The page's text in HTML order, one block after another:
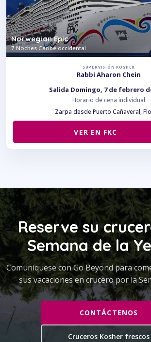
Norwegian Epic
7 Noches Caribe occidental
SUPERVISIÓN KOSHER
Rabbi Aharon Chein
Salida Domingo, 7 de febrero
Horario de cena individual
Zarpa desde Puerto Cañaveral,
VER EN FKC
Reserve su
Semana de la
Comuníquese con Go Beyond para
sus vacaciones en crucero por la
CONTÁCTENOS
Cruceros Kosher frescos